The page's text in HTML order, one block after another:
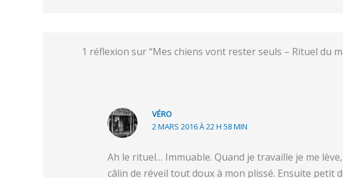
1 réflexion sur “Mes chiens vont rester seuls – Rituel du
VÉRO
2 MARS 2016 À 22 H 58 MIN
Ah le rituel… Immuable. Quand je travaille je me
câlin de réveil tout doux à mon plissé. Ensuite petit